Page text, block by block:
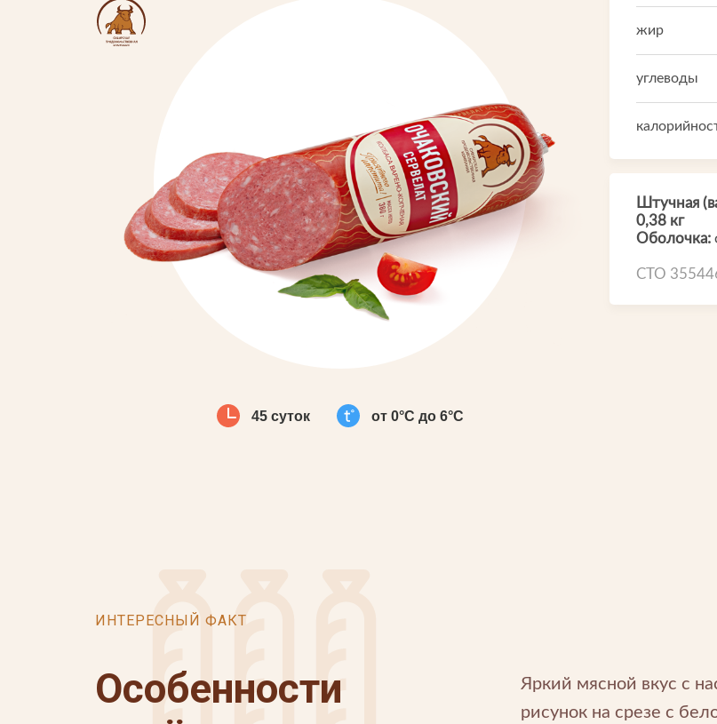
Советы и хитрости
Производство
Контакты
45 суток от 0°С до 6°С
жир
углеводы
Штучная
0,38 кг
Оболочка:
СТО
ИНТЕРЕСНЫЙ ФАКТ
Особенности
Яркий мясной вкус с
рисунок на срезе с